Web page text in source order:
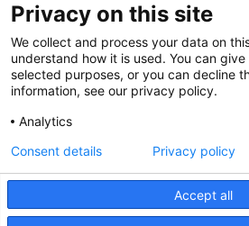
generals, va entrar en vigor un nou
realització de pràctiques en
en elReal Decreto 1543/2011, de 31 de
regulan las prácticas no laborales en
document adjunt).
Decret 1543/2011 sobre el contracte de
aturats de 18 a 25 anys sense
Privacy on this site
We collect and process your data on
understand how it is used. You can
selected purposes, or you can decline
information, see our privacy policy.
Analytics
Accept all
Consent details Privacy policy